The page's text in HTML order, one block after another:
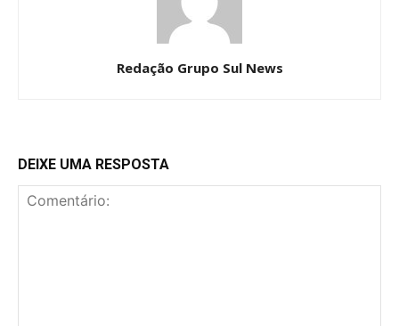
Redação Grupo Sul News
DEIXE UMA RESPOSTA